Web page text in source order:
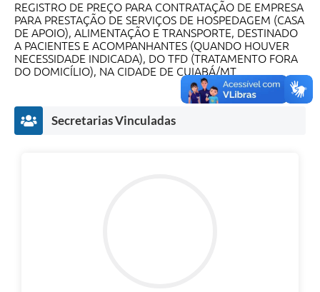
REGISTRO DE PREÇO PARA CONTRATAÇÃO DE EMPRESA
PARA PRESTAÇÃO DE SERVIÇOS DE HOSPEDAGEM (CASA
DE APOIO), ALIMENTAÇÃO E TRANSPORTE, DESTINADO
A PACIENTES E ACOMPANHANTES (QUANDO HOUVER
NECESSIDADE INDICADA), DO TFD (TRATAMENTO FORA
DO DOMICÍLIO), NA CIDADE DE CUIABÁ/MT
Secretarias Vinculadas